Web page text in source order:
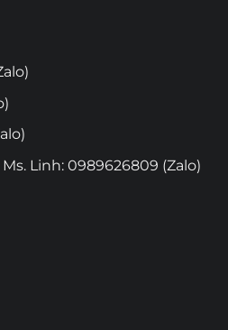
Linh: 0989626809 (Zalo)